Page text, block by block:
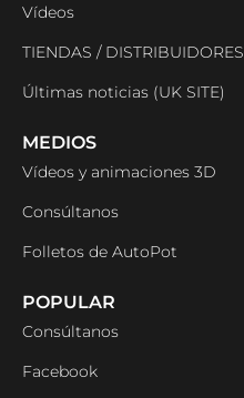
Vídeos
TIENDAS / DISTRIBUIDORES
Últimas noticias (UK SITE)
MEDIOS
Vídeos y animaciones 3D
Consúltanos
Folletos de AutoPot
POPULAR
Consúltanos
Facebook